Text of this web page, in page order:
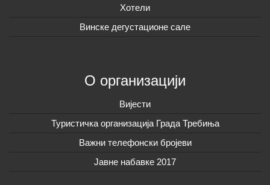
Хотели
Винске дегустационе сале
О организацији
Вијeсти
Туристичка организација Града Требиња
Важни телефонски бројеви
Јавне набавке 2017